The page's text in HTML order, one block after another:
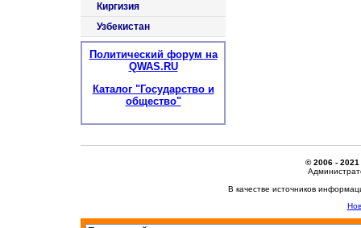
Киргизия
Узбекистан
Политический форум на
QWAS.RU
Каталог "Государство и
общество"
© 2006 - 2021
В качестве источников